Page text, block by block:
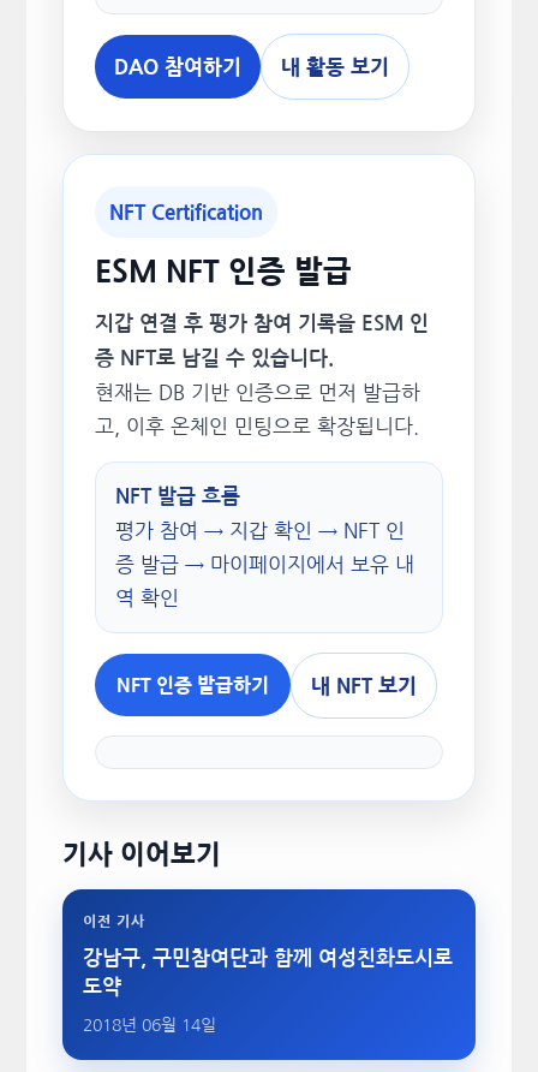
DAO 참여하기 내 활동 보기
NFT Certification
ESM NFT 인증 발급
지갑 연결 후 평가 참여 기록을 ESM 인
증 NFT로 남길 수 있습니다.
현재는 DB 기반 인증으로 먼저 발급하
고, 이후 온체인 민팅으로 확장됩니다.
NFT 발급 흐름
평가 참여 → 지갑 확인 → NFT 인
증 발급 → 마이페이지에서 보유 내
역 확인
NFT 인증 발급하기 내 NFT 보기
기사 이어보기
이전 기사
강남구, 구민참여단과 함께 여성친화도시로
도약
2018년 06월 14일